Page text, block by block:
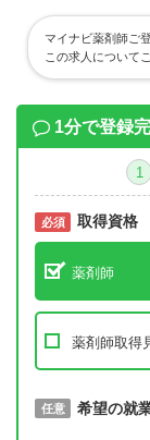
マイナビ薬剤師ご
この求人について
1分で登録
1
必須 取得資格
薬剤師
薬剤師取得
必須 取得予定
任意 希望の就